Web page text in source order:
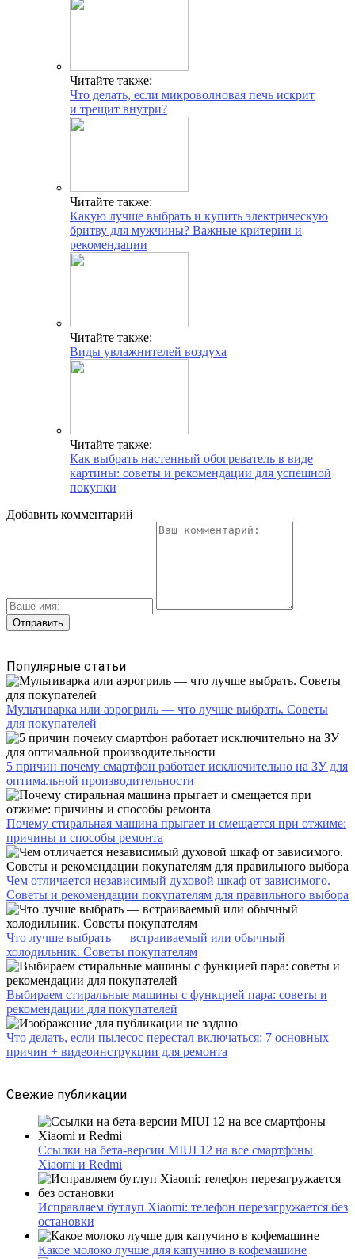
Читайте также:
Что делать, если микроволновая печь искрит
и трещит внутри?
Читайте также:
Какую лучше выбрать и купить электрическую
бритву для мужчины? Важные критерии и
рекомендации
Читайте также:
Виды увлажнителей воздуха
Читайте также:
Как выбрать настенный обогреватель в виде
картины: советы и рекомендации для успешной
покупки
Добавить комментарий
Популярные статьи
Мультиварка или аэрогриль — что лучше выбрать. Советы
для покупателей
5 причин почему смартфон работает исключительно на ЗУ для
оптимальной производительности
Почему стиральная машина прыгает и смещается при отжиме:
причины и способы ремонта
Чем отличается независимый духовой шкаф от зависимого.
Советы и рекомендации покупателям для правильного выбора
Что лучше выбрать — встраиваемый или обычный
холодильник. Советы покупателям
Выбираем стиральные машины с функцией пара: советы и
рекомендации для покупателей
Что делать, если пылесос перестал включаться: 7 основных
причин + видеоинструкции для ремонта
Свежие публикации
Ссылки на бета-версии MIUI 12 на все смартфоны
Xiaomi и Redmi
Исправляем бутлуп Xiaomi: телефон перезагружается без
остановки
Какое молоко лучше для капучино в кофемашине